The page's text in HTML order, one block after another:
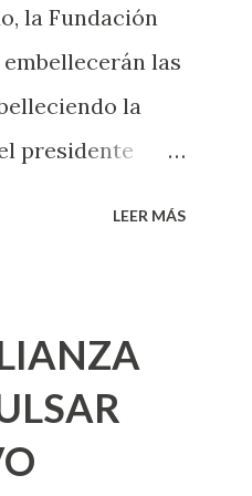
es mejor
la Fundación
las
la
presidente
Leo
de 90 mil
Nieto, entre
aplicará
LEER MÁS